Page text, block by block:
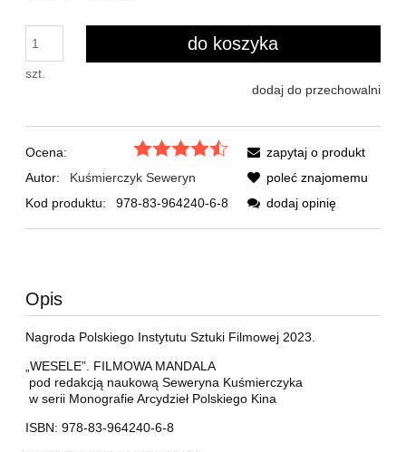
szt.
do koszyka
dodaj do przechowalni
Ocena:
Autor:
Kuśmierczyk Seweryn
Kod produktu:
978-83-964240-6-8
zapytaj o produkt
poleć znajomemu
dodaj opinię
Opis
Nagroda Polskiego Instytutu Sztuki Filmowej 2023.
„WESELE”. FILMOWA MANDALA
pod redakcją naukową Seweryna Kuśmierczyka
w serii Monografie Arcydzieł Polskiego Kina
ISBN: 978-83-964240-6-8